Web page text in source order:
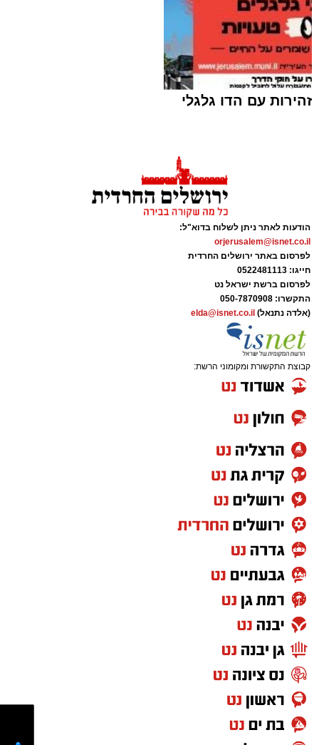
קבוצת זמן אמת
מערכת האתר / 18:52 07.08.26
תגים:ירושלים, תאונה
אסון בירושלים: הזמר אבישי לוי ז"ל משכונת רמת
שלמה נהרג בתאונה קשה ברח' אדוניהו הכהן
בירושלים.
על פי עדי ראיה, הנפטר הוריד נוסעים מרכבו וירד
לסייע להם בחבילות, אך מסיבה שאינה ברורה
הרכב הידרדר ומחץ אותו למוות.
כוחות הצלה שהגיעו למקום מצאו אותו במצב אנוש
והחלו לבצע עליו פעולות החייאה. במקביל הוא
פונה לבית החולים הדסה הר הצופים אולם חרף
מאמצי ההצלה ולדאבון לב המשפחה הוא נפטר.
זהירות עם הדו גלגלי
הודעות לאתר ניתן לשלוח בדוא"ל:
orjerusalem@isnet.co.il
לפרסום באתר ירושלים החרדית
חייגו: 0522481113
לפרסום ברשת ישראל נט
התקשרו: 050-7870908
(אלדה נתנאל) elda@isnet.co.il
קבוצת התקשורת ומקומוני הרשת: